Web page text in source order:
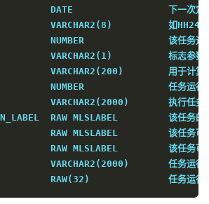
DATE                 下一次定时
VARCHAR2(8)          如
NUMBER               该任务运行所
VARCHAR2(1)          标志参数，Y
VARCHAR2(200)        用于计算下
NUMBER               任务运行连
VARCHAR2(2000)       执行任务
RAW MLSLABEL         该任务
RAW MLSLABEL         该任务可
RAW MLSLABEL         该任务可
VARCHAR2(2000)       任务运行的
RAW(32)              任务运行的其